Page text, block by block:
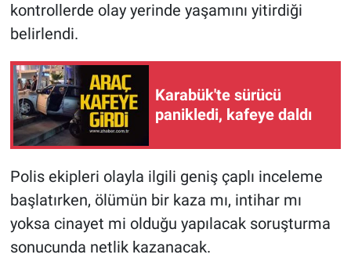
kontrollerde olay yerinde yaşamını yitirdiği
belirlendi.
Karabük'te sürücü
panikledi, kafeye daldı
Polis ekipleri olayla ilgili geniş çaplı inceleme
başlatırken, ölümün bir kaza mı, intihar mı
yoksa cinayet mi olduğu yapılacak soruşturma
sonucunda netlik kazanacak.